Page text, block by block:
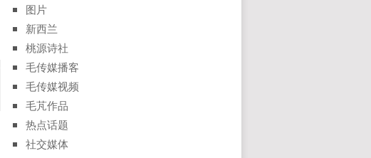
图片
新西兰
桃源诗社
毛传媒播客
毛传媒视频
毛芃作品
热点话题
社交媒体